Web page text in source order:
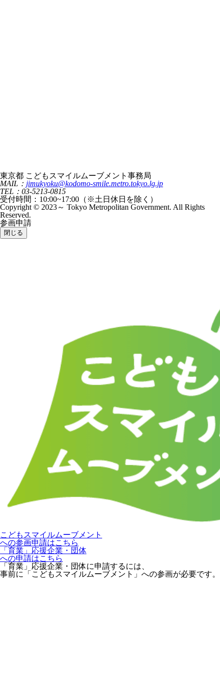
東京都 こどもスマイルムーブメント事務局
MAIL： jimukyoku@kodomo-smile.metro.tokyo.lg.jp
TEL：03-5213-0815
受付時間：10:00~17:00（※土日休日を除く）
Copyright © 2023～ Tokyo Metropolitan Government. All Rights
Reserved.
参画申請
閉じる
こどもスマイルムーブメント
への参画申請はこちら
「育業」応援企業・団体
への申請はこちら
「育業」応援企業・団体に申請するには、
事前に「こどもスマイルムーブメント」への参画が必要です。